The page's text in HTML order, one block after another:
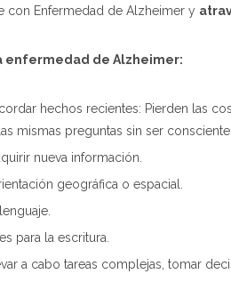
con Enfermedad de Alzheimer y
enfermedad de Alzheimer:
hechos recientes: Pierden las
mismas preguntas sin ser
nueva información.
geográfica o espacial.
para la escritura.
a cabo tareas complejas, tomar